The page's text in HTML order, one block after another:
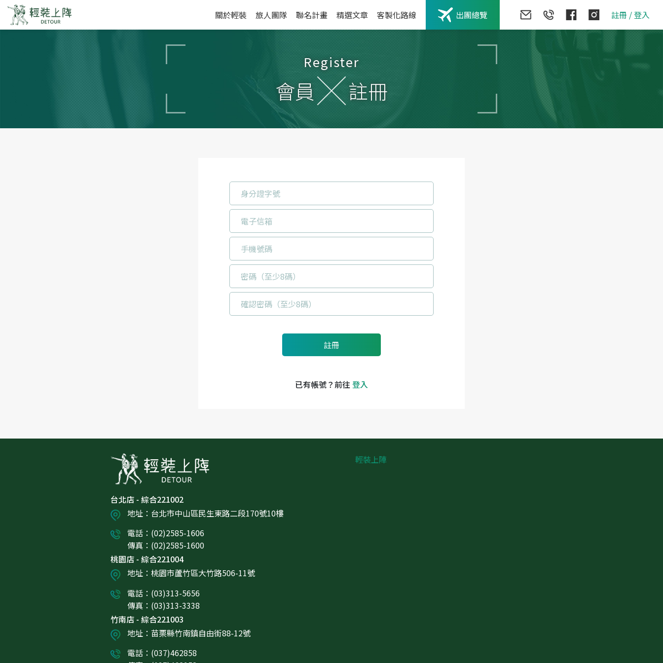
關於輕裝 旅人團隊 聯名計畫 精選文章 客製化路線 出團總覽 註冊 /登入
Register
會員 註冊
已有帳號？前往登入
台北店 - 綜合221002
地址：台北市中山區民生東路二段170號10樓
電話：(02)2585-1606
傳真：(02)2585-1600
桃園店 - 綜合221004
地址：桃園市蘆竹區大竹路506-11號
電話：(03)313-5656
傳真：(03)313-3338
竹南店 - 綜合221003
地址：苗栗縣竹南鎮自由街88-12號
電話：(037)462858
輕裝上陣